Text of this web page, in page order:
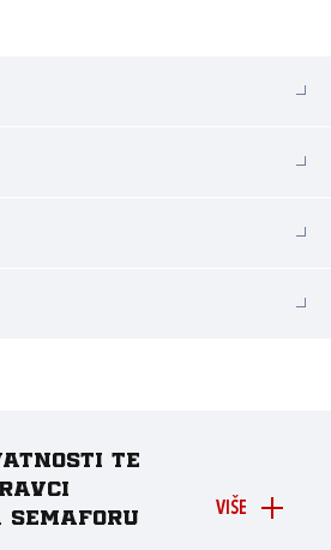
VIŠE
te
Semaforu